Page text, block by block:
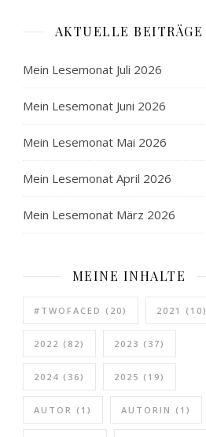
AKTUELLE BEITRÄGE
Mein Lesemonat Juli 2026
Mein Lesemonat Juni 2026
Mein Lesemonat Mai 2026
Mein Lesemonat April 2026
Mein Lesemonat März 2026
MEINE INHALTE
#TWOFACED (20) 2021 (10)
2022 (82) 2023 (37)
2024 (36) 2025 (19)
AUTOR (1) AUTORIN (1)